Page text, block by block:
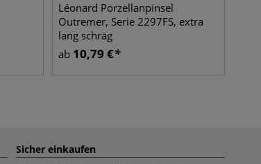
Léonard Porzellanpinsel
Outremer, Serie 2297FS, extra
lang schräg
ab 10,79 €
Sicher einkaufen